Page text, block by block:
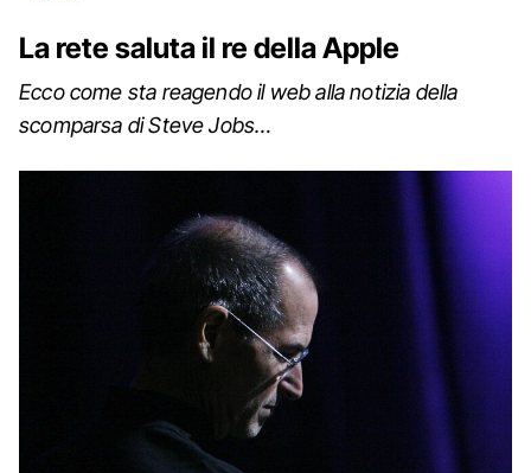
La rete saluta il re della Apple
Ecco come sta reagendo il web alla notizia della
scomparsa di Steve Jobs…